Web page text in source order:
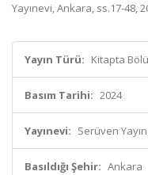
Yayınevi, Ankara, ss.17-48,
Yayın Türü: Kitapta
Basım Tarihi: 2024
Yayınevi: Serüven
Basıldığı Şehir: Ankara